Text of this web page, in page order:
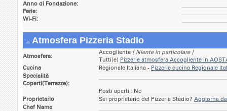
Anno di Fondazione:
Ferie:
Wi-Fi:
Atmosfera Pizzeria Stadio
Atmosfera:
Accogliente [ Niente in particolare ]
Tutti(e) Pizzerie atmosfera Accogliente in
Cucina
Regionale Italiana - Pizzerie cucina Regionale
Specialità
Coperti(Terrazze):
Posti aperti : No
Proprietario
Sei proprietario del Pizzeria Stadio? Aggiorna
Chef Name